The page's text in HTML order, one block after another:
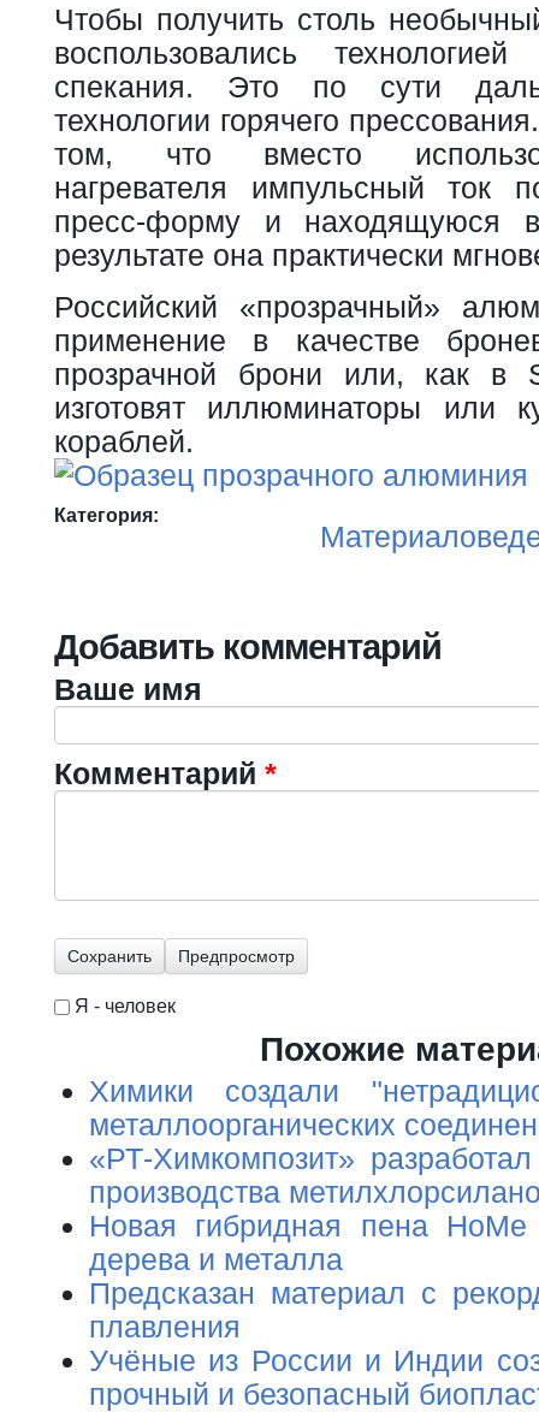
Чтобы получить столь
воспользовались технологией
спекания. Это по сути
технологии горячего
том, что вместо
нагревателя импульсный ток
пресс-форму и находящуюся
результате она практически
Российский «прозрачный»
применение в качестве
прозрачной брони или, как в
изготовят иллюминаторы или
кораблей.
Категория:
Добавить комментарий
Ваше имя
Комментарий *
Я - человек
Похожие
Химики создали
металлоорганических
«РТ-Химкомпозит»
производства
Новая гибридная пена HoMe
дерева и металла
Предсказан материал с
плавления
Учёные из России и Индии
прочный и безопасный